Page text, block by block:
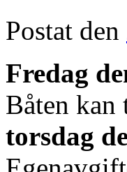
Postat den
Fredag
Båten kan
torsdag